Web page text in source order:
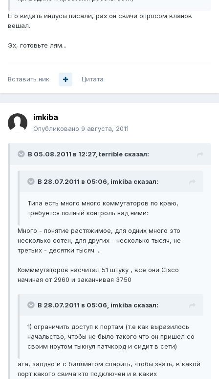
Его видать индусы писали, раз он свичи опросом вланов
вешал.
Эх, готовьте лям...
Вставить ник Цитата
imkiba
Опубликовано 9 августа, 2011
В 05.08.2011 в 12:27, terrible сказал:
В 28.07.2011 в 05:06, imkiba сказал:
Типа есть много много коммутаторов по краю,
требуется полный контроль над ними:
Много - понятие растяжимое, для одних много это
несколько сотен, для других - несколько тысяч, не
третьих - десятки тысяч ...
Комммутаторов насчитал 51 штуку , все они Cisco
начиная от 2960 и заканчивая 3750
В 28.07.2011 в 05:06, imkiba сказал:
1) ограничить доступ к портам (т.е как выразилось
начальство, чтобы не было такого что он пришел со
своим ноутом тыкнул патчкорд и сидит в сети)
ага, заодно и с биллингом спарить, чтобы знать, в какой
порт какого свича кто подключен и в каких